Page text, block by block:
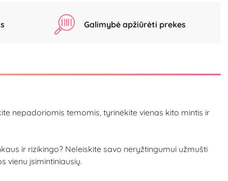
Galimybė apžiūrėti prekes
nepadoriomis temomis, tyrinėkite vienas kito mintis ir
ir rizikingo? Neleiskite savo neryžtingumui užmušti
vienu įsimintiniausių.